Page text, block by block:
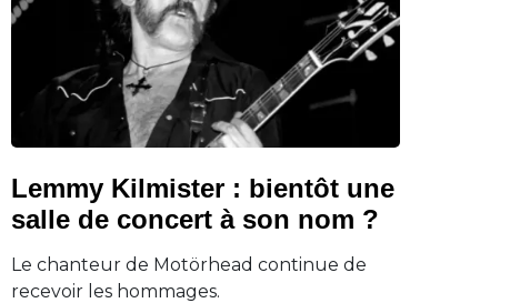
Lemmy Kilmister : bientôt une
salle de concert à son nom ?
Le chanteur de Motörhead continue de
recevoir les hommages.